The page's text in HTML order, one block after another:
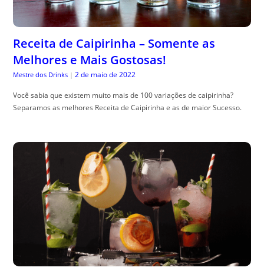
Receita de Caipirinha – Somente as
Melhores e Mais Gostosas!
Mestre dos Drinks | 2 de maio de 2022
Você sabia que existem muito mais de 100 variações de caipirinha?
Separamos as melhores Receita de Caipirinha e as de maior Sucesso.